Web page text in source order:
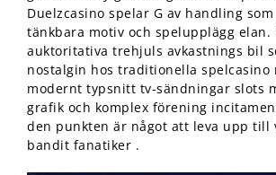
Duelzcasino spelar G av handling
tänkbara motiv och spelupplägg elan.
auktoritativa trehjuls avkastnings bil
nostalgin hos traditionella spelcasino
modernt typsnitt tv-sändningar slots
grafik och komplex förening
den punkten är något att leva upp till
bandit fanatiker .